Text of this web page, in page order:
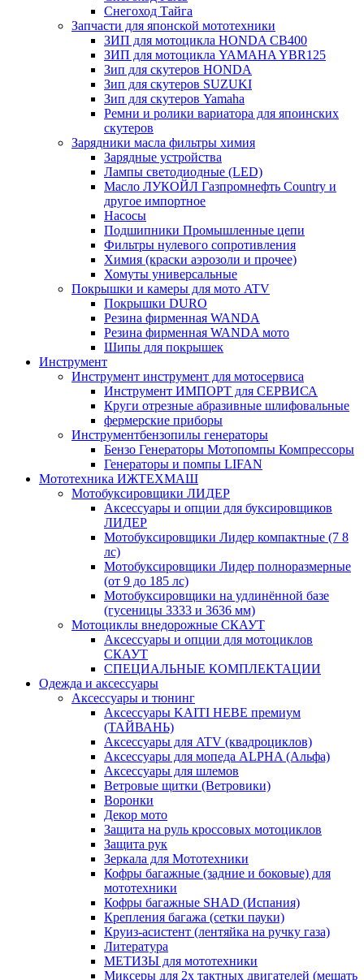
Снегоход Тайга
Запчасти для японской мототехники
ЗИП для мотоцикла HONDA CB400
ЗИП для мотоцикла YAMAHA YBR125
Зип для скутеров HONDA
Зип для скутеров SUZUKI
Зип для скутеров Yamaha
Ремни и ролики вариатора для япоинских
скутеров
Зарядники масла фильтры химия
Зарядные устройства
Лампы светодиодные (LED)
Масло ЛУКОЙЛ Газпромнефть Country и
другое импортное
Насосы
Подшипники Промышленные цепи
Фильтры нулевого сопротивления
Химия (краски аэрозоли и прочее)
Хомуты универсальные
Покрышки и камеры для мото ATV
Покрышки DURO
Резина фирменная WANDA
Резина фирменная WANDA мото
Шипы для покрышек
Инструмент
Инструмент инструмент для мотосервиса
Инструмент ИМПОРТ для СЕРВИСА
Круги отрезные абразивные шлифовальные
фермерские приборы
Инструментбензопилы генераторы
Бензо Генераторы Мотопомпы Компрессоры
Генераторы и помпы LIFAN
Мототехника ИЖТЕХМАШ
Мотобуксировщики ЛИДЕР
Аксессуары и опции для буксировщиков
ЛИДЕР
Мотобуксировщики Лидер компактные (7 8
лс)
Мотобуксировщики Лидер полноразмерные
(от 9 до 185 лс)
Мотобуксировщики на удлинённой базе
(гусеницы 3333 и 3636 мм)
Мотоциклы внедорожные СКАУТ
Аксессуары и опции для мотоциклов
СКАУТ
СПЕЦИАЛЬНЫЕ КОМПЛЕКТАЦИИ
Одежда и аксессуары
Аксессуары и тюнинг
Аксессуары KAITI HEBE премиум
(ТАЙВАНЬ)
Аксессуары для ATV (квадроциклов)
Аксессуары для мопеда ALPHA (Альфа)
Аксессуары для шлемов
Ветровые щитки (Ветровики)
Воронки
Декор мото
Защита на руль кроссовых мотоциклов
Защита рук
Зеркала для Мототехники
Кофры багажные (задние и боковые) для
мототехники
Кофры багажные SHAD (Испания)
Крепления багажа (сетки пауки)
Круиз-асистент (лентяйка на ручку газа)
Литература
МЕТИЗЫ для мототехники
Миксеры для 2х тактных двигателей (мешать